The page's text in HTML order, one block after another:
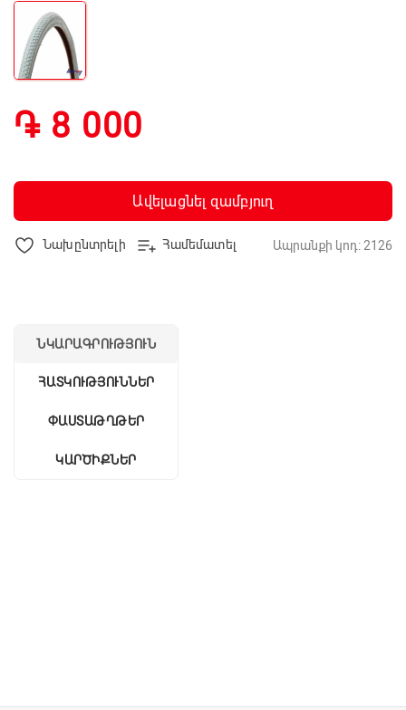
֏ 8 000
Ավելացնել զամբյուղ
Նախընտրելի Համեմատել Ապրանքի կոդ: 2126
ՆԿԱՐԱԳՐՈՒԹՅՈՒՆ
ՀԱՏԿՈՒԹՅՈՒՆՆԵՐ
ՓԱՍՏԱԹՂԹԵՐ
ԿԱՐԾԻՔՆԵՐ